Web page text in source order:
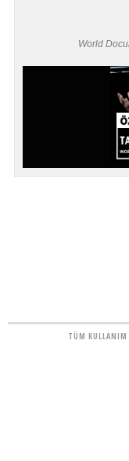
World
TÜM